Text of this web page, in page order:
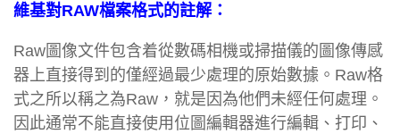
維基對RAW檔案格式的註解：
Raw圖像文件包含着從數碼相機或掃描儀的圖像傳感
器上直接得到的僅經過最少處理的原始數據。Raw格
式之所以稱之為Raw，就是因為他們未經任何處理。
因此通常不能直接使用 位圖編輯器進行編輯、 打印 、